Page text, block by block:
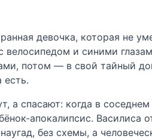
девочка, которая не
и синими
потом — в свой тайный
есть.
спасают: когда в
апокалипсис.
без схемы, а